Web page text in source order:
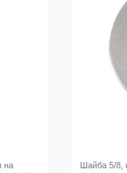
на
Шайба 5/8,